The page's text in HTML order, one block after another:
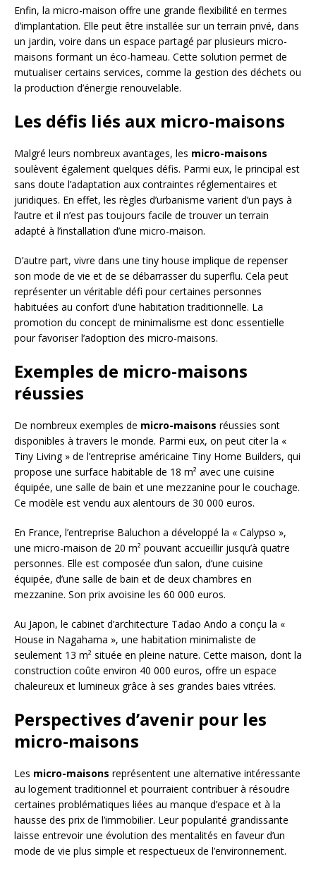
Enfin, la micro-maison offre une grande flexibilité en termes
d’implantation. Elle peut être installée sur un terrain privé, dans
un jardin, voire dans un espace partagé par plusieurs micro-
maisons formant un éco-hameau. Cette solution permet de
mutualiser certains services, comme la gestion des déchets ou
la production d’énergie renouvelable.
Les défis liés aux micro-maisons
Malgré leurs nombreux avantages, les micro-maisons
soulèvent également quelques défis. Parmi eux, le principal est
sans doute l’adaptation aux contraintes réglementaires et
juridiques. En effet, les règles d’urbanisme varient d’un pays à
l’autre et il n’est pas toujours facile de trouver un terrain
adapté à l’installation d’une micro-maison.
D’autre part, vivre dans une tiny house implique de repenser
son mode de vie et de se débarrasser du superflu. Cela peut
représenter un véritable défi pour certaines personnes
habituées au confort d’une habitation traditionnelle. La
promotion du concept de minimalisme est donc essentielle
pour favoriser l’adoption des micro-maisons.
Exemples de micro-maisons
réussies
De nombreux exemples de micro-maisons réussies sont
disponibles à travers le monde. Parmi eux, on peut citer la «
Tiny Living » de l’entreprise américaine Tiny Home Builders, qui
propose une surface habitable de 18 m² avec une cuisine
équipée, une salle de bain et une mezzanine pour le couchage.
Ce modèle est vendu aux alentours de 30 000 euros.
En France, l’entreprise Baluchon a développé la « Calypso »,
une micro-maison de 20 m² pouvant accueillir jusqu’à quatre
personnes. Elle est composée d’un salon, d’une cuisine
équipée, d’une salle de bain et de deux chambres en
mezzanine. Son prix avoisine les 60 000 euros.
Au Japon, le cabinet d’architecture Tadao Ando a conçu la «
House in Nagahama », une habitation minimaliste de
seulement 13 m² située en pleine nature. Cette maison, dont la
construction coûte environ 40 000 euros, offre un espace
chaleureux et lumineux grâce à ses grandes baies vitrées.
Perspectives d’avenir pour les
micro-maisons
Les micro-maisons représentent une alternative intéressante
au logement traditionnel et pourraient contribuer à résoudre
certaines problématiques liées au manque d’espace et à la
hausse des prix de l’immobilier. Leur popularité grandissante
laisse entrevoir une évolution des mentalités en faveur d’un
mode de vie plus simple et respectueux de l’environnement.